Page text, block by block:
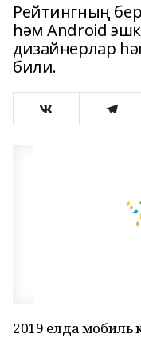
Рейтингның
һәм Android
дизайнерлар
били.
2019 елда мобиль